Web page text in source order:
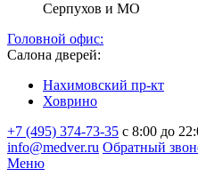
Серпухов и МО
Головной офис:
Салона дверей:
Нахимовский пр-кт
Ховрино
+7 (495) 374-73-35 с 8:00 до
info@medver.ru Обратный
Меню